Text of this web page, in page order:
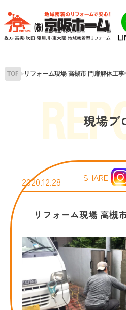
content
TOP リフォーム現場 高槻市 門扉解体工事
現場ブ
2020.12.28 SHARE
リフォーム現場 高槻